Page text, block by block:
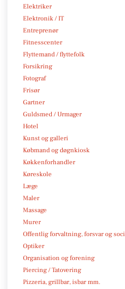
Elektriker
Elektronik / IT
Entreprenør
Fitnesscenter
Flyttemand / flyttefolk
Forsikring
Fotograf
Frisør
Gartner
Guldsmed / Urmager
Hotel
Kunst og galleri
Købmand og døgnkiosk
Køkkenforhandler
Køreskole
Læge
Maler
Massage
Murer
Offentlig forvaltning, forsvar og
Optiker
Organisation og forening
Piercing / Tatovering
Pizzeria, grillbar, isbar mm.